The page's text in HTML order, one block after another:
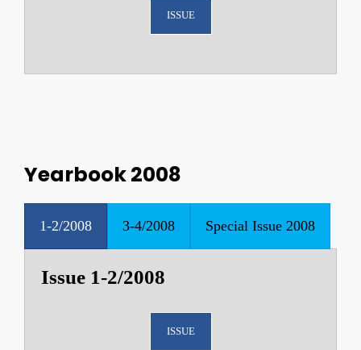
ISSUE
Yearbook 2008
1-2/2008 3-4/2008 Special Issue 2008
Issue 1-2/2008
ISSUE